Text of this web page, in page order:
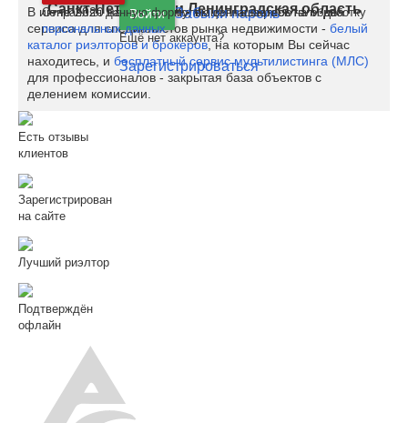
Санкт-Петербург иЛенинградская область
Войти Забыли пароль
Ещё нет аккаунта?
Зарегистрироваться
В июне 2020 на Restate полноценно заработали два
сервиса для специалистов рынка недвижимости - белый
каталог риэлторов и брокеров, на которым Вы сейчас
находитесь, и бесплатный сервис мультилистинга (МЛС)
для профессионалов - закрытая база объектов с
делением комиссии.
Есть отзывы
клиентов
Зарегистрирован
на сайте
Лучший риэлтор
Подтверждён
офлайн
Отправляя данную форму, вы соглашаетесь на обработку
персональных данных